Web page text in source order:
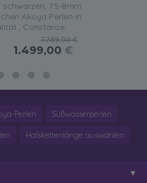
7.5-8mm
Akoya Perlen in
, Constanze
7.789,00 €
1.499,00 €
Perlen Süßwasserperlen
Halskettenlänge auswählen